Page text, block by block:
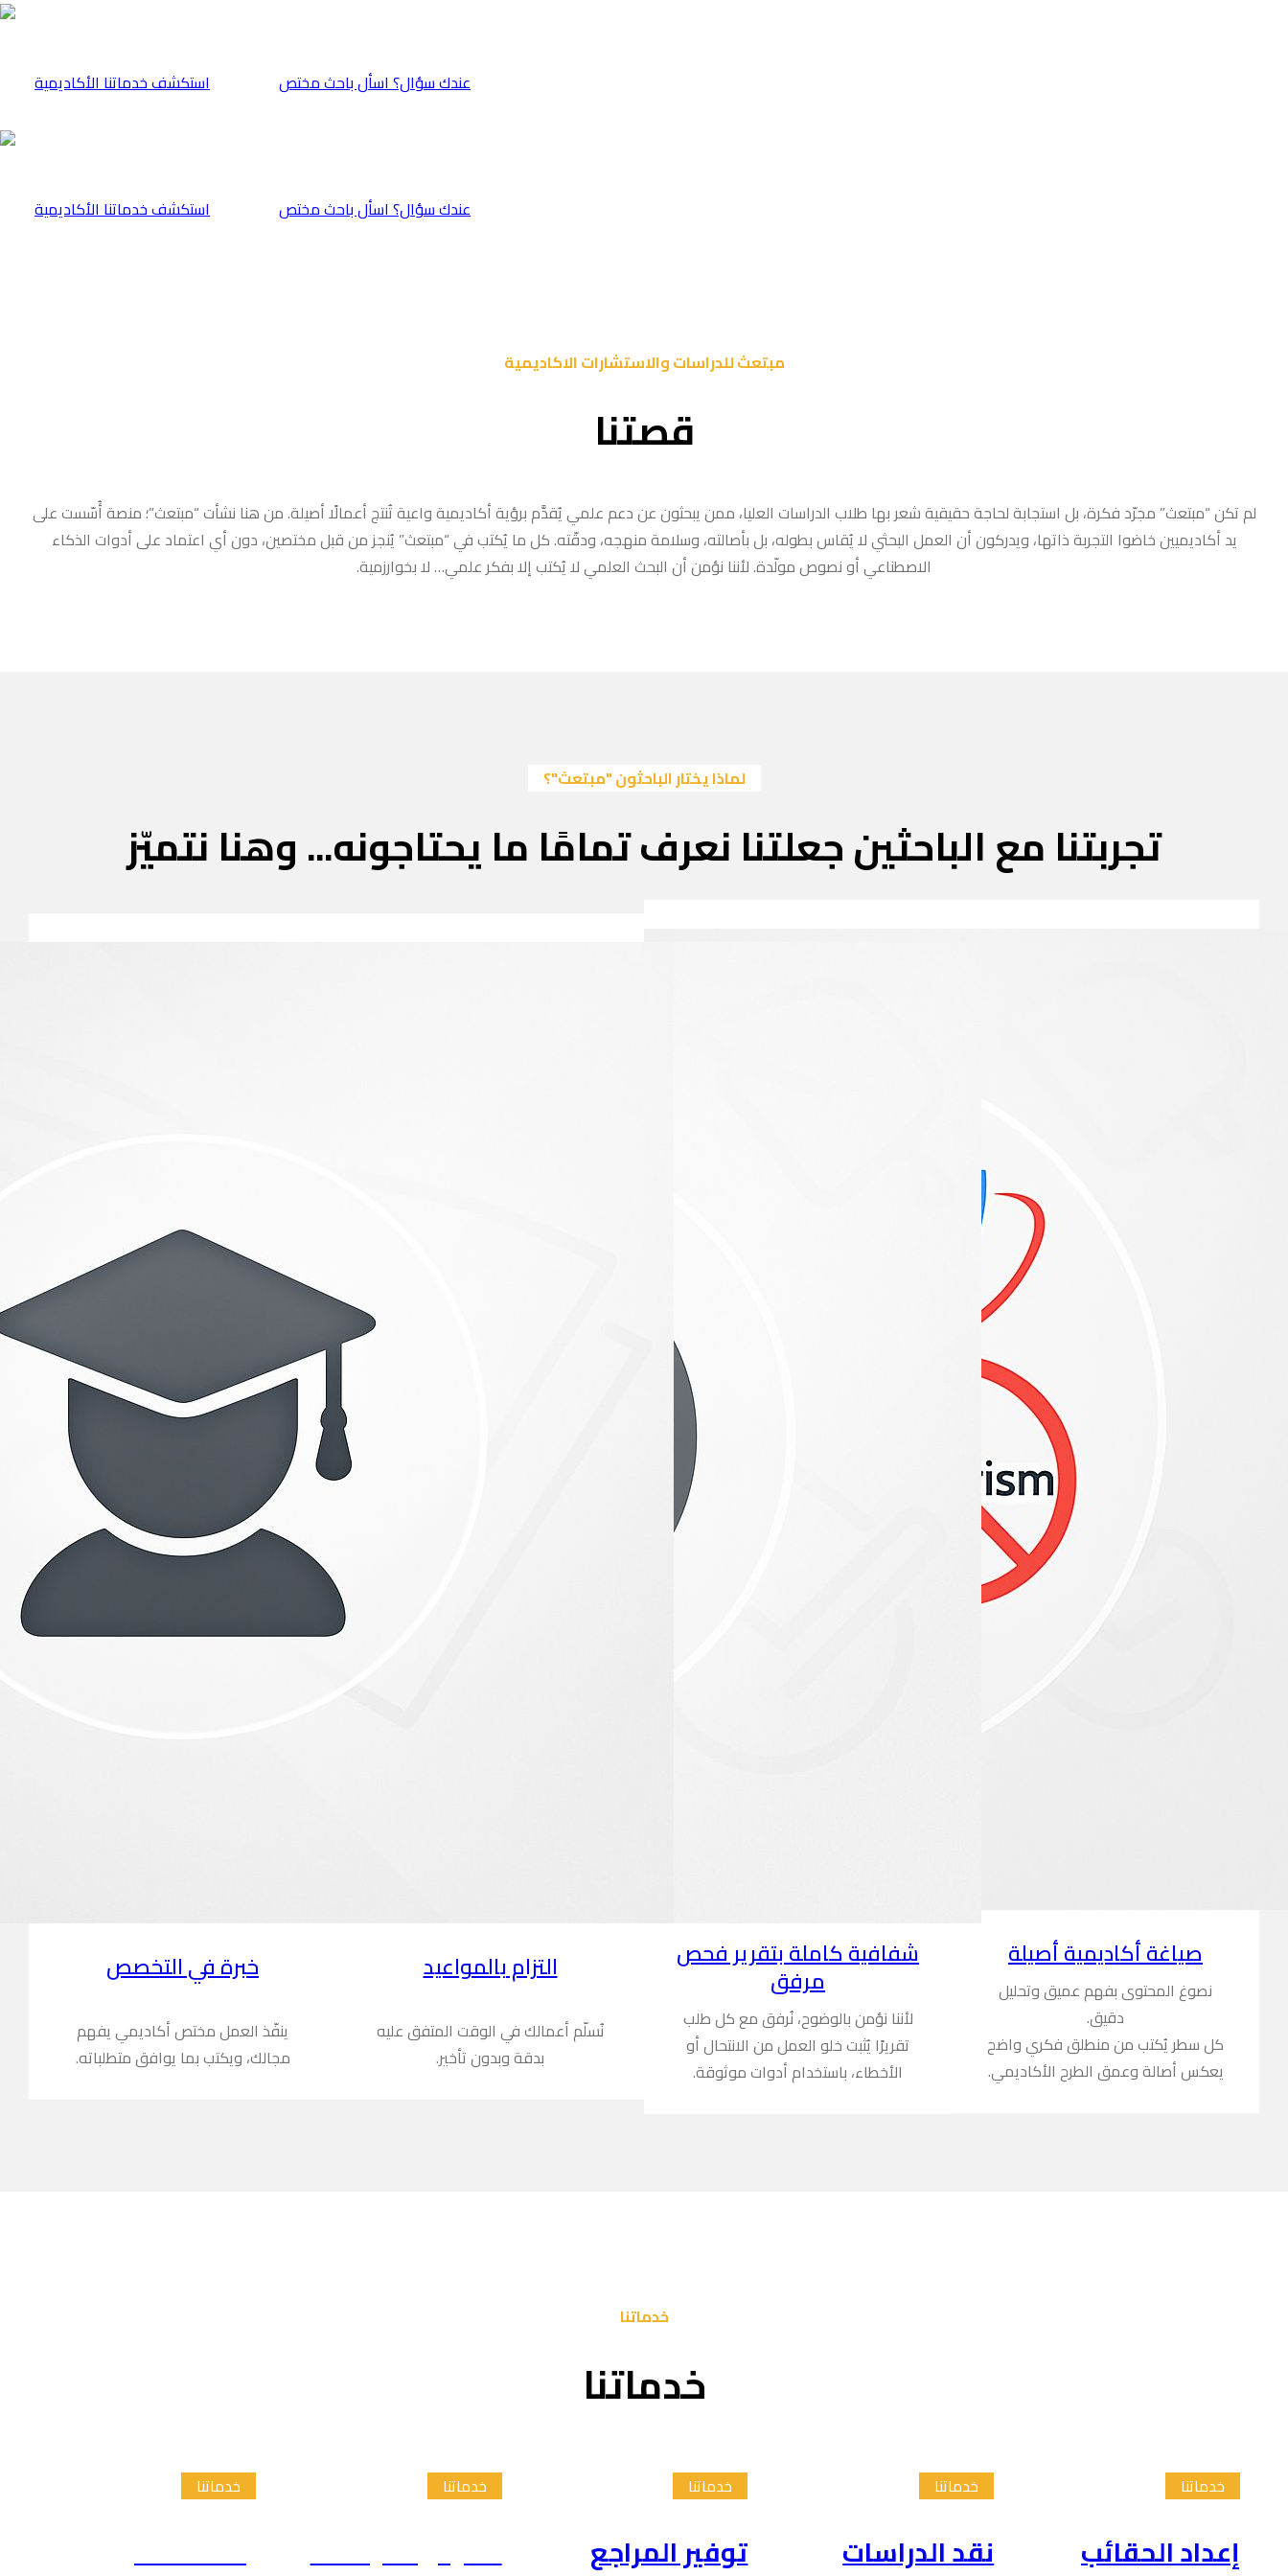
⁠استكشف خدماتنا الأكاديمية عندك سؤال؟ اسأل باحث مختص
⁠استكشف خدماتنا الأكاديمية عندك سؤال؟ اسأل باحث مختص
مبتعث للدراسات والاستشارات الاكاديمية
قصتنا
لم تكن “مبتعث” مجرّد فكرة، بل استجابة لحاجة حقيقية شعر بها طلاب الدراسات العليا، ممن يبحثون عن دعم علمي يُقدَّم برؤية أكاديمية واعية تُنتج أعمالًا أصيلة. من هنا نشأت “مبتعث”؛ منصة أُسّست على
يد أكاديميين خاضوا التجربة ذاتها، ويدركون أن العمل البحثي لا يُقاس بطوله، بل بأصالته، وسلامة منهجه، ودقّته. كل ما يُكتب في “مبتعث” يُنجز من قبل مختصين، دون أي اعتماد على أدوات الذكاء
الاصطناعي أو نصوص مولّدة. لأننا نؤمن أن البحث العلمي لا يُكتب إلا بفكر علمي… لا بخوارزمية.
لماذا يختار الباحثون "مبتعث"؟
تجربتنا مع الباحثين جعلتنا نعرف تمامًا ما يحتاجونه... وهنا نتميّز
صياغة أكاديمية أصيلة
نصوغ المحتوى بفهم عميق وتحليل
دقيق.
كل سطر يُكتب من منطلق فكري واضح
يعكس أصالة وعمق الطرح الأكاديمي.
شفافية كاملة بتقرير فحص
مرفق
لأننا نؤمن بالوضوح، نُرفق مع كل طلب
تقريرًا يُثبت خلو العمل من الانتحال أو
الأخطاء، باستخدام أدوات موثوقة.
التزام بالمواعيد
نُسلّم أعمالك في الوقت المتفق عليه
بدقة وبدون تأخير.
خبرة في التخصص
ينفّذ العمل مختص أكاديمي يفهم
مجالك، ويكتب بما يوافق متطلباته.
خدماتنا
خدماتنا
خدماتنا
إعداد الحقائب
خدماتنا
نقد الدراسات
خدماتنا
توفير المراجع
خدماتنا
تلخيص الدراسات
خدماتنا
إعداد الاطار